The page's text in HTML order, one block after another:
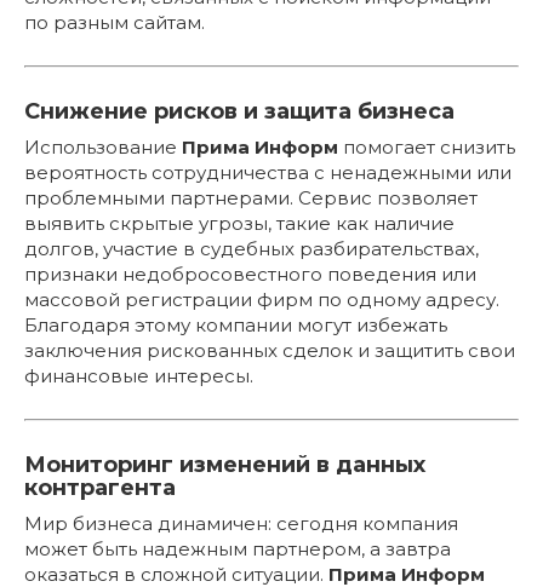
по разным сайтам.
Снижение рисков и защита бизнеса
Использование Прима Информ помогает снизить
вероятность сотрудничества с ненадежными или
проблемными партнерами. Сервис позволяет
выявить скрытые угрозы, такие как наличие
долгов, участие в судебных разбирательствах,
признаки недобросовестного поведения или
массовой регистрации фирм по одному адресу.
Благодаря этому компании могут избежать
заключения рискованных сделок и защитить свои
финансовые интересы.
Мониторинг изменений в данных
контрагента
Мир бизнеса динамичен: сегодня компания
может быть надежным партнером, а завтра
оказаться в сложной ситуации. Прима Информ